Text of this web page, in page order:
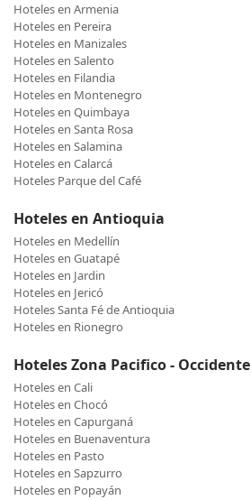
Hoteles en Armenia
Hoteles en Pereira
Hoteles en Manizales
Hoteles en Salento
Hoteles en Filandia
Hoteles en Montenegro
Hoteles en Quimbaya
Hoteles en Santa Rosa
Hoteles en Salamina
Hoteles en Calarcá
Hoteles Parque del Café
Hoteles en Antioquia
Hoteles en Medellín
Hoteles en Guatapé
Hoteles en Jardin
Hoteles en Jericó
Hoteles Santa Fé de Antioquia
Hoteles en Rionegro
Hoteles Zona Pacifico - Occidente
Hoteles en Cali
Hoteles en Chocó
Hoteles en Capurganá
Hoteles en Buenaventura
Hoteles en Pasto
Hoteles en Sapzurro
Hoteles en Popayán